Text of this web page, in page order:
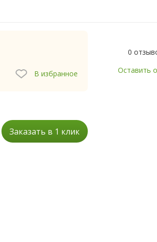
В избранное
0
Оставить
Заказать в 1 клик